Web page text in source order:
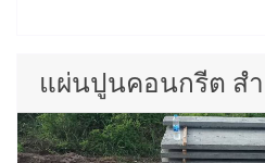
แผ่นปูนคอนกรีต สำ